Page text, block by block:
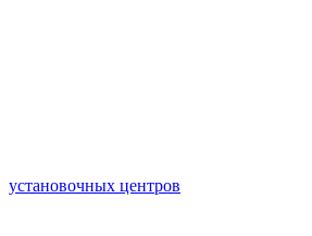
установочных центров